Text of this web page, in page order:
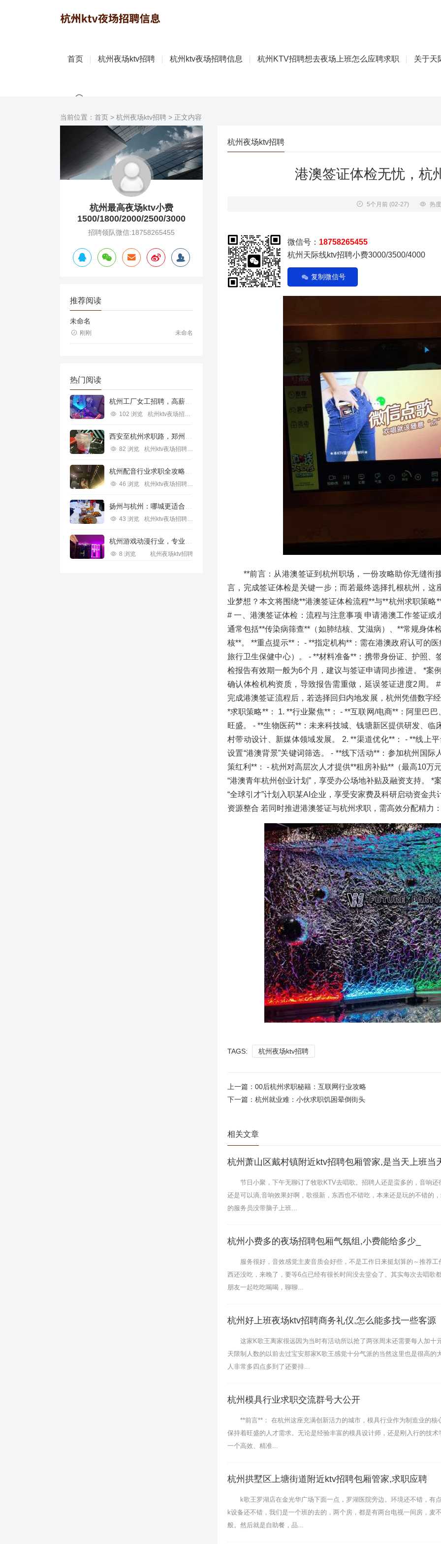
首页 杭州夜场ktv招聘 杭州ktv夜场招聘信息 杭州KTV招聘想去夜场上班怎么应聘求职 关于天
当前位置： 首页 > 杭州夜场ktv招聘 > 正文内容
杭州最高夜场ktv小费
1500/1800/2000/2500/3000
招聘领队微信:18758265455
推荐阅读
未命名
刚刚 未命名
热门阅读
102 浏览 杭州ktv夜场招聘信息
82 浏览 杭州ktv夜场招聘信息
46 浏览 杭州ktv夜场招聘信息
43 浏览 杭州ktv夜场招聘信息
8 浏览 杭州夜场ktv招聘
杭州夜场ktv招聘
港澳签证体检无忧，杭
5个月前 (02-27) 热
微信号： 18758265455
杭州天际线ktv招聘小费3000/3500/4000
复制微信号
**前言：从港澳签证到杭州职场，一份攻略助你无缝衔
言，完成签证体检是关键一步；而若最终选择扎根杭州，
业梦想？本文将围绕**港澳签证体检流程**与**杭州求职策
# 一、港澳签证体检：流程与注意事项 申请港澳工作签证
通常包括**传染病筛查**（如肺结核、艾滋病）、**常规身体
核**。 **重点提示**： - **指定机构**：需在港澳政府认可的
旅行卫生保健中心）。 - **材料准备**：携带身份证、护照、
检报告有效期一般为6个月，建议与签证申请同步推进。 *案
确认体检机构资质，导致报告需重做，延误签证进度2周。
完成港澳签证流程后，若选择回归内地发展，杭州凭借数字
*求职策略**： 1. **行业聚焦**： - **互联网/电商**：阿里巴
旺盛。 - **生物医药**：未来科技城、钱塘新区提供研发、临
村带动设计、新媒体领域发展。 2. **渠道优化**： - **线上
设置“港澳背景”关键词筛选。 - **线下活动**：参加杭州国
策红利**： - 杭州对高层次人才提供**租房补贴**（最高10万
“港澳青年杭州创业计划”，享受办公场地补贴及融资支持。 *
“全球引才”计划入职某AI企业，享受安家费及科研启动资金
资源整合 若同时推进港澳签证与杭州求职，需高效分配精力
TAGS: 杭州夜场ktv招聘
上一篇： 00后杭州求职秘籍：互联网行业攻略
下一篇： 杭州就业难：小伙求职饥困晕倒街头
相关文章
杭州萧山区戴村镇附近ktv招聘包厢管家,是当天上班当
节日小聚，下午无聊订了牧歌KTV去唱歌。招聘人还是蛮多的，音响还
还是可以滴,音响效果好啊，歌很新，东西也不错吃，本来还是玩的不错的
的服务员没带脑子上班...
杭州小费多的夜场招聘包厢气氛组,小费能给多少_
服务很好，音效感觉主麦音质会好些，不是工作日来挺划算的～推荐工
西还没吃，来晚了，要等6点已经有很长时间没去堂会了。其实每次去唱歌
朋友一起吃吃喝喝，聊聊...
杭州好上班夜场ktv招聘商务礼仪,怎么能多找一些客源
这家K歌王离家很远因为当时有活动所以抢了两张周末还需要每人加十
天限制人数的以前去过宝安那家K歌王感觉十分气派的当然这里也是很高的
人非常多四点多到了还要排...
杭州模具行业求职交流群号大公开
**前言**： 在杭州这座充满创新活力的城市，模具行业作为制造业的核
保持着旺盛的人才需求。无论是经验丰富的模具设计师，还是刚入行的技术
一个高效、精准...
杭州拱墅区上塘街道附近ktv招聘包厢管家,求职应聘
k歌王罗湖店在金光华广场下面一点，罗湖医院旁边。环境还不错，有
k设备还不错，我们是一个班的去的，两个房，都是有两台电视一间房，麦
般。然后就是自助餐，品...